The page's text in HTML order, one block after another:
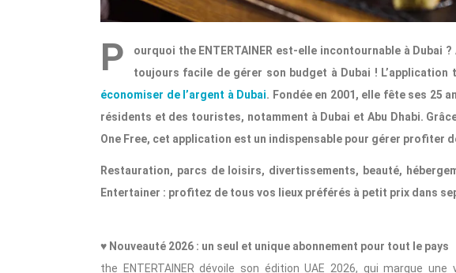
P ourquoi the ENTERTAINER est-elle incontournable à Dubai ?
toujours facile de gérer son budget à Dubai ! L’application
économiser de l’argent à Dubai. Fondée en 2001, elle fête ses 25
résidents et des touristes, notamment à Dubai et Abu Dhabi.
One Free, cet application est un indispensable pour gérer profiter
Restauration, parcs de loisirs, divertissements, beauté,
Entertainer : profitez de tous vos lieux préférés à petit prix dans
♥ Nouveauté 2026 : un seul et unique abonnement pour tout le pays
the ENTERTAINER dévoile son édition UAE 2026, qui marque